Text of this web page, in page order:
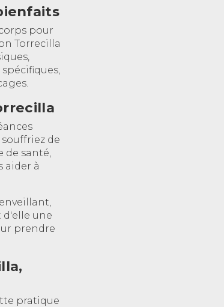
pour
Torrecilla
de
santé,
aider à
d'elle une
prendre
pratique